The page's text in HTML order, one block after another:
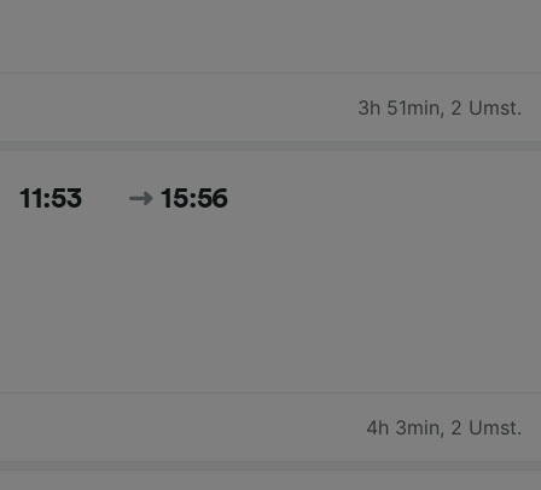
3h 51min, 2 Umst.
11:53 15:56
4h 3min, 2 Umst.